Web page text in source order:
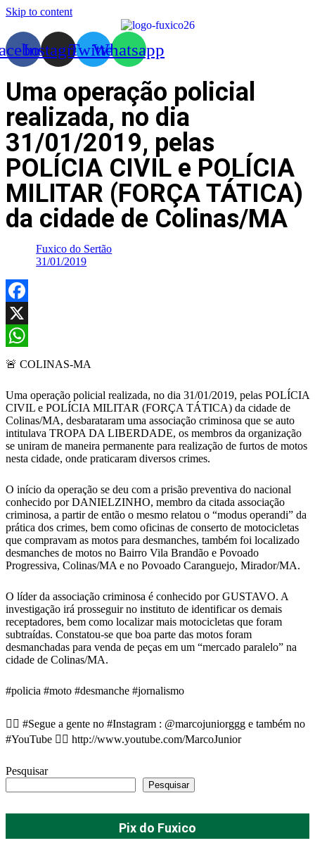
Skip to content
InstagramTwitterWhatsapp
Uma operação policial
realizada, no dia
31/01/2019, pelas
POLÍCIA CIVIL e POLÍCIA
MILITAR (FORÇA TÁTICA)
da cidade de Colinas/MA
Fuxico do Sertão
31/01/2019
Facebook
X
WhatsApp
🚨 COLINAS-MA
Uma operação policial realizada, no dia 31/01/2019, pelas POLÍCIA
CIVIL e POLÍCIA MILITAR (FORÇA TÁTICA) da cidade de
Colinas/MA, desbarataram uma associação criminosa que se auto
intitulava TROPA DA LIBERDADE, os membros da organização
se uniram de maneira permanente para realização de furtos de motos
nesta cidade, onde praticaram diversos crimes.
O início da operação se deu com a prisão preventiva do nacional
conhecido por DANIELZINHO, membro da citada associação
criminosa, a partir de então o mesmo relatou o “modus operandi” da
prática dos crimes, bem como oficinas de conserto de motocicletas
que compravam as motos para desmanches, também foi localizado
desmanches de motos no Bairro Vila Brandão e Povoado
Progressiva, Colinas/MA e no Povoado Caranguejo, Mirador/MA.
O líder da associação criminosa é conhecido por GUSTAVO. A
investigação irá prosseguir no instituto de identificar os demais
receptadores, bem como localizar mais motocicletas que foram
subtraídas. Constatou-se que boa parte das motos foram
desmanchadas para venda de peças em um “mercado paralelo” na
cidade de Colinas/MA.
#policia #moto #desmanche #jornalismo
👍🏻 #Segue a gente no #Instagram : @marcojuniorggg e também no
#YouTube 👉🏻 http://www.youtube.com/MarcoJunior
Pesquisar
Pesquisar
Pix do Fuxico